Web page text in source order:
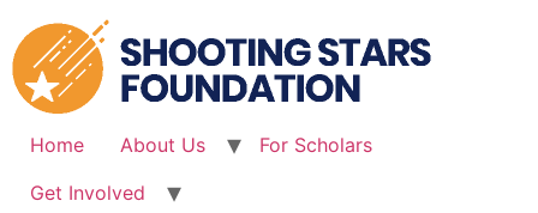
to
content
Home About Us
For Scholars
Get Involved